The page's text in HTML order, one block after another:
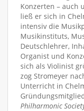
Konzerten – auch
ließ er sich in
intensiv die
Musikinstituts,
Deutschlehrer,
Organist und
sich als Violinist
zog Stromeyer
Unterricht in
Philharmonic